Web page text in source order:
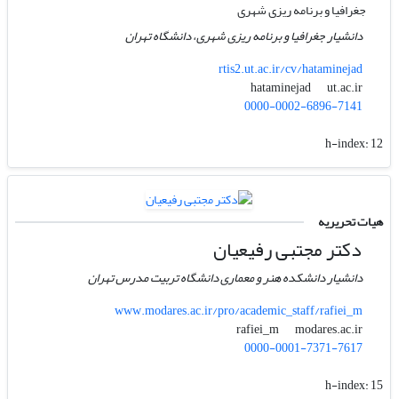
جغرافیا و برنامه ریزی شهری
دانشیار جغرافیا و برنامه ریزی شهری، دانشگاه تهران
rtis2.ut.ac.ir/cv/hataminejad
hataminejad
ut.ac.ir
0000-0002-6896-7141
h-index:12
هیات تحریریه
دکتر مجتبی رفیعیان
دانشیار دانشکده هنر و معماری دانشگاه تربیت مدرس تهران
www.modares.ac.ir/pro/academic_staff/rafiei_m
rafiei_m
modares.ac.ir
0000-0001-7371-7617
h-index:15